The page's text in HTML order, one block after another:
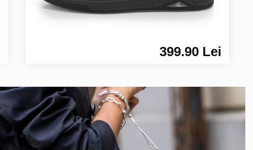
399.90 Lei